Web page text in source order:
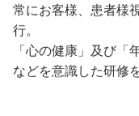
常にお客様、患者様
行。
「心の健康」及び「
などを意識した研修